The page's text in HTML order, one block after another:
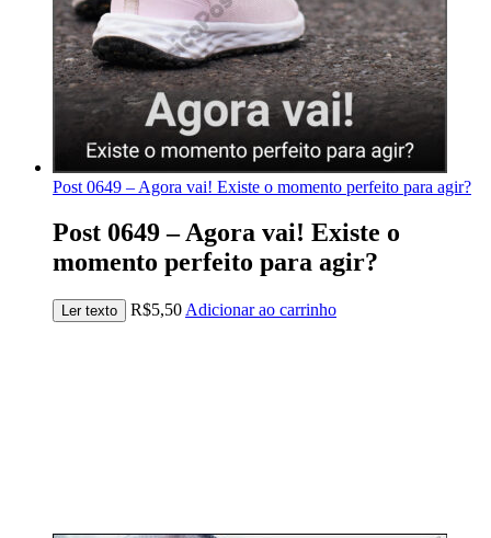
Post 0649 – Agora vai! Existe o momento perfeito para agir?
Post 0649 – Agora vai! Existe o
momento perfeito para agir?
Ler texto R$5,50 Adicionar ao carrinho